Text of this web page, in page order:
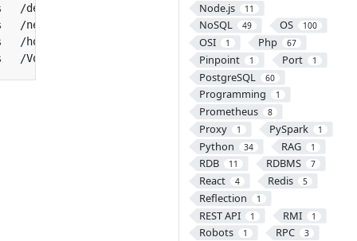
Node.js 11
NoSQL 49 OS 100
OSI 1 Php 67
Pinpoint 1 Port 1
PostgreSQL 60
Programming 1
Prometheus 8
Proxy 1 PySpark 1
Python 34 RAG 1
RDB 11 RDBMS 7
React 4 Redis 5
Reflection 1
REST API 1 RMI 1
Robots 1 RPC 3